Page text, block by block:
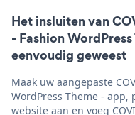
Het insluiten van
- Fashion
eenvoudig geweest
Maak uw aangepaste
WordPress Theme -
website aan en voeg